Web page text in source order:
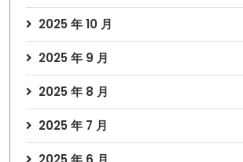
2025 年 10 月
2025 年 9 月
2025 年 8 月
2025 年 7 月